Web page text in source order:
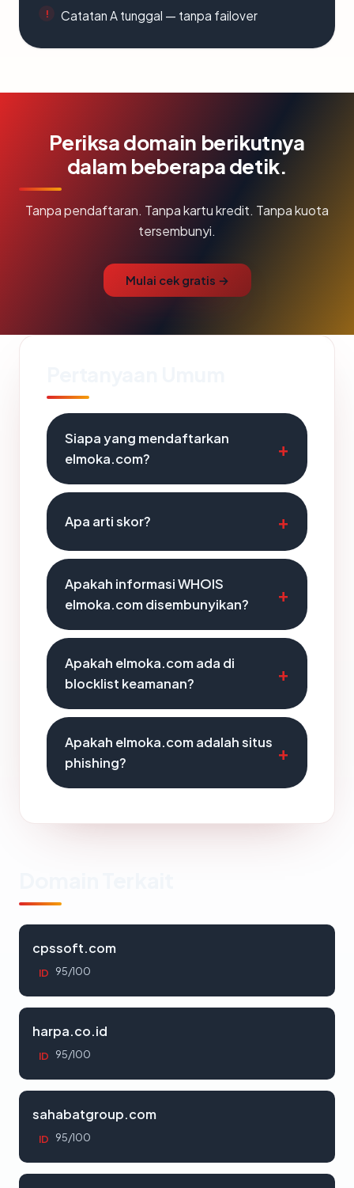
Catatan A tunggal — tanpa failover
Periksa domain berikutnya
dalam beberapa detik.
Tanpa pendaftaran. Tanpa kartu kredit. Tanpa kuota
tersembunyi.
Mulai cek gratis →
Siapa yang mendaftarkan
elmoka.com?
Apa arti skor?
Apakah informasi WHOIS
elmoka.com disembunyikan?
Apakah elmoka.com ada di
blocklist keamanan?
Apakah elmoka.com adalah situs
phishing?
cpssoft.com
ID 95/100
harpa.co.id
ID 95/100
sahabatgroup.com
ID 95/100